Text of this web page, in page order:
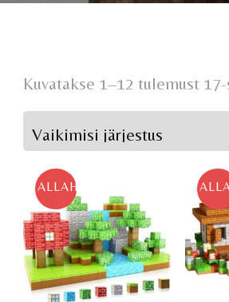
Kuvatakse 1–12 tulemust
ALLAHINDLUS!